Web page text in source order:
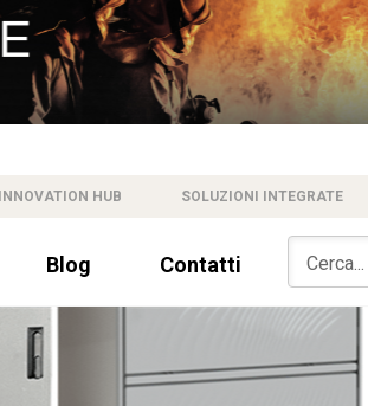
INNOVATION HUB SOLUZIONI INTEGRATE
Blog Contatti